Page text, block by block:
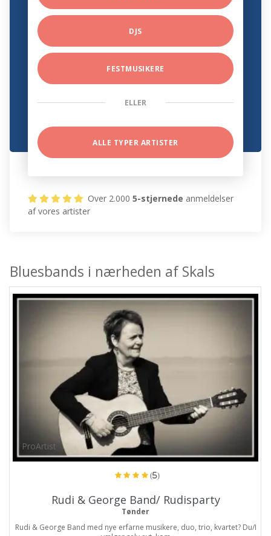
DJS
FESTMUSIKERE
ELLER
ALLE TYPER ARTISTER
Over 2.0005-stjernede anmeldelser
af vores artister
Bluesbands i nærheden af Skals
ProArtist
(5)
Rudi & George Band/ Rudisparty
Tønder
Rudi & George Band med nye erfarne musikere, duo, trio, kvartet? Du/I